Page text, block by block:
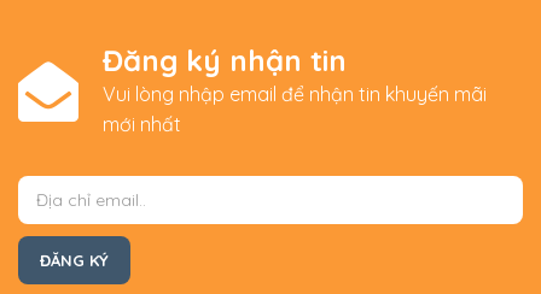
Đăng ký nhận tin
Vui lòng nhập email để nhận tin khuyến mãi
mới nhất